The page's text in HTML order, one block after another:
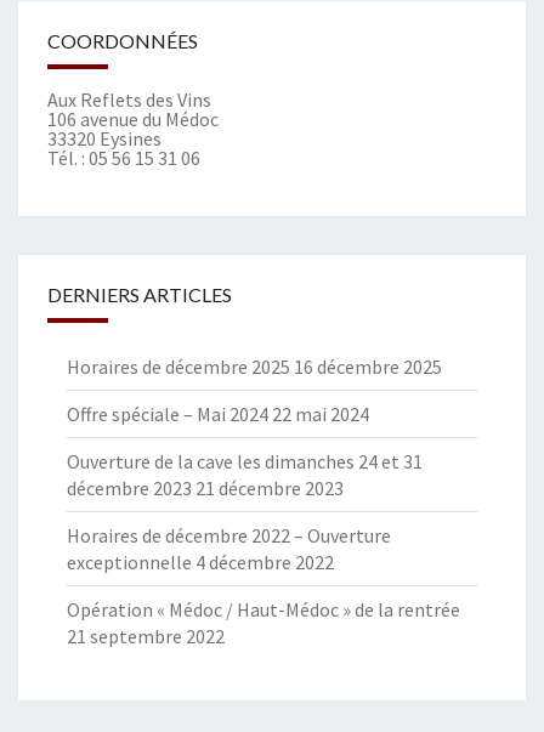
COORDONNÉES
Aux Reflets des Vins
106 avenue du Médoc
33320 Eysines
Tél. : 05 56 15 31 06
DERNIERS ARTICLES
Horaires de décembre 2025 16 décembre 2025
Offre spéciale – Mai 2024 22 mai 2024
Ouverture de la cave les dimanches 24 et 31
décembre 2023 21 décembre 2023
Horaires de décembre 2022 – Ouverture
exceptionnelle 4 décembre 2022
Opération « Médoc / Haut-Médoc » de la rentrée
21 septembre 2022